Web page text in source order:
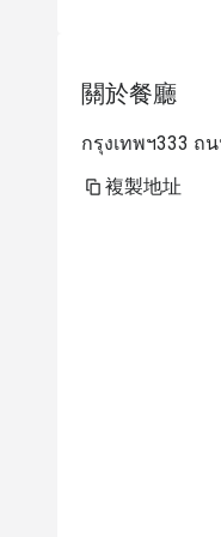
關於餐廳
กรุงเทพฯ333 ถ
複製地址